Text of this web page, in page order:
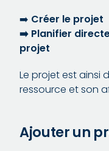
➡️ Créer le projet
➡️ Planifier
projet
Le projet est ainsi
ressource et son
Ajouter un